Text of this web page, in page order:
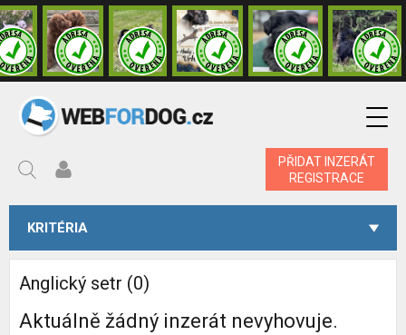
PŘIDAT INZERÁT
REGISTRACE
KRITÉRIA
Anglický setr (0)
Aktuálně žádný inzerát nevyhovuje.